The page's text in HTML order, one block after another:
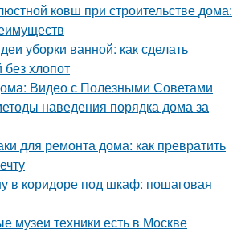
ковш при строительстве дома:
уборки ванной: как сделать
хлопот
Видео с Полезными Советами
наведения порядка дома за
для ремонта дома: как превратить
в коридоре под шкаф: пошаговая
музеи техники есть в Москве